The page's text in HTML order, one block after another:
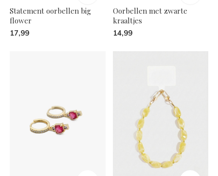
Statement oorbellen big
flower
17,99
Oorbellen met zwarte
kraaltjes
14,99